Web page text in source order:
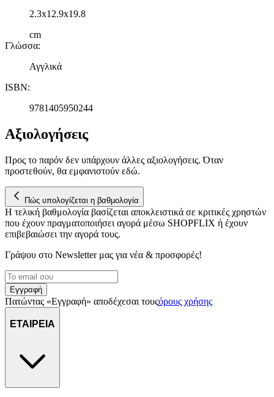
2.3x12.9x19.8
cm
Γλώσσα:
Αγγλικά
ISBN:
9781405950244
Αξιολογήσεις
Προς το παρόν δεν υπάρχουν άλλες αξιολογήσεις. Όταν
προστεθούν, θα εμφανιστούν εδώ.
Πώς υπολογίζεται η βαθμολογία
Η τελική βαθμολογία βασίζεται αποκλειστικά σε κριτικές χρηστών
που έχουν πραγματοποιήσει αγορά μέσω SHOPFLIX ή έχουν
επιβεβαιώσει την αγορά τους.
Γράψου στο Νewsletter μας για νέα & προσφορές!
Εγγραφή
Πατώντας «Εγγραφή» αποδέχεσαι τουςόρους χρήσης
ΕΤΑΙΡΕΙΑ